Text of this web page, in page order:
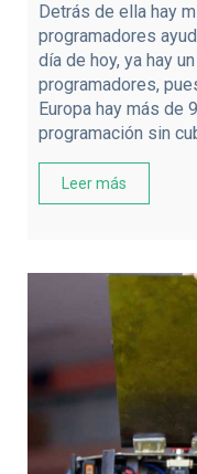
Detrás de ella hay
programadores
día de hoy, ya hay
programadores,
Europa hay más de
programación sin
Leer más